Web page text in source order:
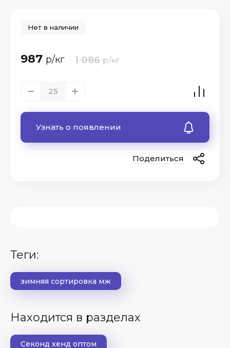
Нет в наличии
987 р/кг 1 086 р/кг
Узнать о появлении
Поделиться
теги:
зимняя сортировка мж
Находится в разделах
Секонд хенд оптом